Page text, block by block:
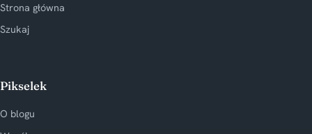
Strona główna
Szukaj
Pikselek
O blogu